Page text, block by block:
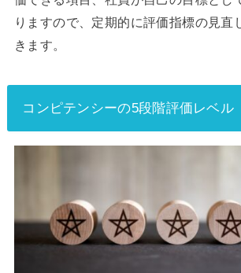
りますので、定期的に評価指標の見直
きます。
コンピテンシーの5段階評価レベル